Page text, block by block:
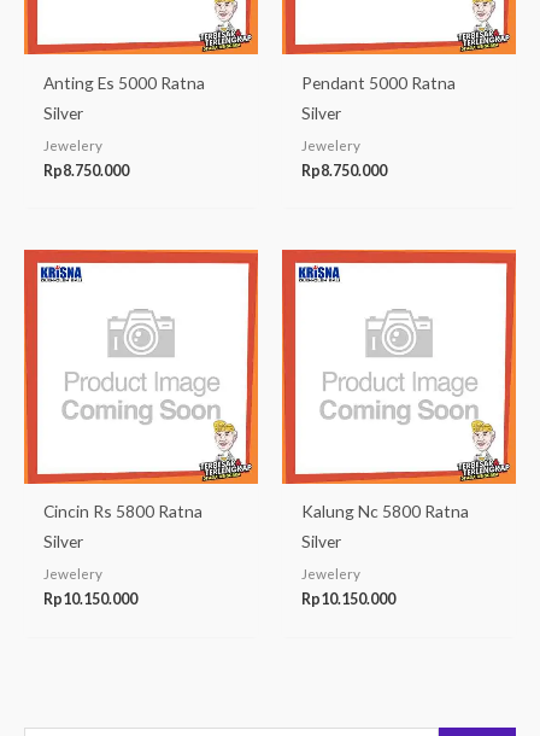
Anting Es 5000 Ratna
Silver
Jewelery
Rp8.750.000
Pendant 5000 Ratna
Silver
Jewelery
Rp8.750.000
Cincin Rs 5800 Ratna
Silver
Jewelery
Rp10.150.000
Kalung Nc 5800 Ratna
Silver
Jewelery
Rp10.150.000